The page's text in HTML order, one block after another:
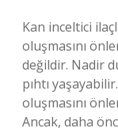
Kan inceltici
oluşmasını
değildir. Nadir
pıhtı
oluşmasını
Ancak, daha